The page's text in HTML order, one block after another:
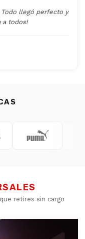
llegó perfecto y
a todos!
retires sin cargo